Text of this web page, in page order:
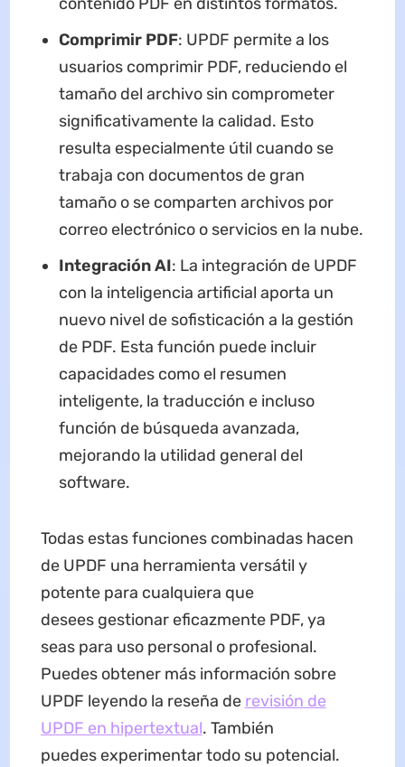
Comprimir PDF: UPDF permite a los
usuarios comprimir PDF, reduciendo el
tamaño del archivo sin comprometer
significativamente la calidad. Esto
resulta especialmente útil cuando se
trabaja con documentos de gran
tamaño o se comparten archivos por
correo electrónico o servicios en la nube.
Integración AI: La integración de UPDF
con la inteligencia artificial aporta un
nuevo nivel de sofisticación a la gestión
de PDF. Esta función puede incluir
capacidades como el resumen
inteligente, la traducción e incluso
función de búsqueda avanzada,
mejorando la utilidad general del
software.
Todas estas funciones combinadas hacen
de UPDF una herramienta versátil y
potente para cualquiera que
desees gestionar eficazmente PDF, ya
seas para uso personal o profesional.
Puedes obtener más información sobre
UPDF leyendo la reseña de revisión de
UPDF en hipertextual. También
puedes experimentar todo su potencial.